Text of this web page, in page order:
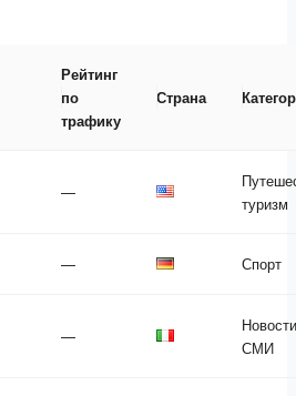
Рейтинг
по
трафику
Страна
—
туризм
— Спорт
—
СМИ